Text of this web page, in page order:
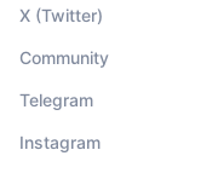
X (Twitter)
Community
Telegram
Instagram